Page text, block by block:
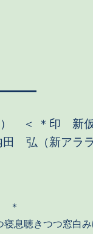
＜ ＊印 新
田 弘（新アラ
＊
寝息聴きつつ窓白